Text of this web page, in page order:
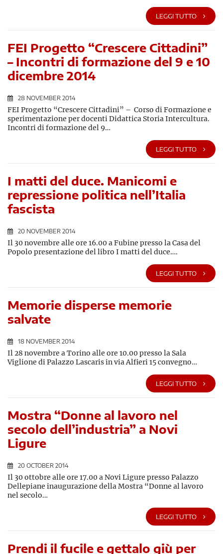
LEGGI TUTTO
FEI Progetto “Crescere Cittadini”
– Incontri di formazione del 9 e 10
dicembre 2014
28 NOVEMBER 2014
FEI Progetto “Crescere Cittadini” – Corso di Formazione e
sperimentazione per docenti Didattica Storia Intercultura.
Incontri di formazione del 9…
LEGGI TUTTO
I matti del duce. Manicomi e
repressione politica nell’Italia
fascista
20 NOVEMBER 2014
Il 30 novembre alle ore 16.00 a Fubine presso la Casa del
Popolo presentazione del libro I matti del duce….
LEGGI TUTTO
Memorie disperse memorie
salvate
18 NOVEMBER 2014
Il 28 novembre a Torino alle ore 10.00 presso la Sala
Viglione di Palazzo Lascaris in via Alfieri 15 convegno…
LEGGI TUTTO
Mostra “Donne al lavoro nel
secolo dell’industria” a Novi
Ligure
20 OCTOBER 2014
Il 30 ottobre alle ore 17.00 a Novi Ligure presso Palazzo
Dellepiane inaugurazione della Mostra “Donne al lavoro
nel secolo…
LEGGI TUTTO
Prendi il fucile e gettalo giù per